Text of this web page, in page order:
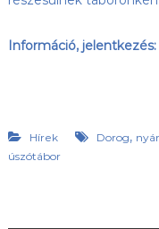
Információ, jelentkezés:
Hírek Dorog, nyár
úszótábor